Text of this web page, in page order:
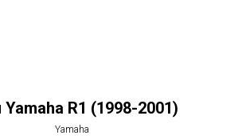
Yamaha R1 (1998-2001)
Yamaha